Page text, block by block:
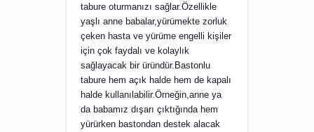
tabure oturmanızı sağlar.Özellikle
yaşlı anne babalar,yürümekte zorluk
çeken hasta ve yürüme engelli kişiler
için çok faydalı ve kolaylık
sağlayacak bir üründür.Bastonlu
tabure hem açık halde hem de kapalı
halde kullanılabilir.Örneğin,anne ya
da babamız dışarı çıktığında hem
yürürken bastondan destek alacak